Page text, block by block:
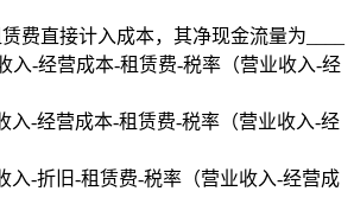
费直接计入成本，其净现金流量为____
入-经营成本-租赁费-税率（营业收入-经
入-经营成本-租赁费-税率（营业收入-经
入-折旧-租赁费-税率（营业收入-经营成